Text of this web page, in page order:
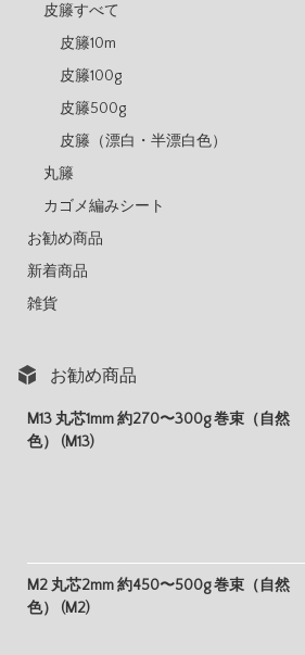
皮籐すべて
皮籐10m
皮籐100g
皮籐500g
皮籐（漂白・半漂白色）
丸籐
カゴメ編みシート
お勧め商品
新着商品
雑貨
お勧め商品
M13 丸芯1mm 約270〜300g 巻束（自然
色） (M13)
M2 丸芯2mm 約450〜500g 巻束（自然
色） (M2)